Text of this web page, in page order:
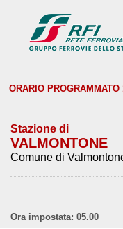
ORARIO
Stazione di
VALMONTONE
Comune di
Ora impostata: 05.00